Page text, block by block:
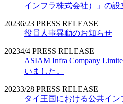
インフラ株式会社）」の
20236/23 PRESS RELEASE
役員人事異動のお知らせ
20234/4 PRESS RELEASE
ASIAM Infra Company
いました。
20233/28 PRESS RELEASE
タイ王国における公共イ